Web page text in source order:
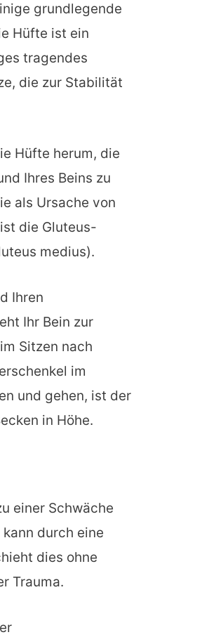
grundlegende
Hüfte ist ein
tragendes
die zur Stabilität
Hüfte herum, die
Ihres Beins zu
als Ursache von
die Gluteus-
medius).
Ihren
Ihr Bein zur
Sitzen nach
im
und gehen, ist der
in Höhe.
einer Schwäche
durch eine
dies ohne
Trauma.